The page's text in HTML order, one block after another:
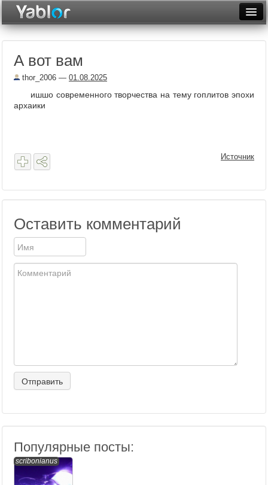
А вот вам
thor_2006 — 01.08.2025
ишшо современного творчества на тему гоплитов эпохи
архаики
Источник
Оставить комментарий
Популярные посты:
scribonianus